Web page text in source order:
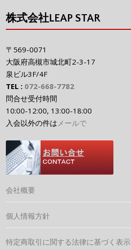
株式会社LEAP STAR
〒569-0071
大阪府高槻市城北町2-3-17
泉ビル3F/4F
TEL : 072-668-7782
問合せ受付時間
10:00-12:00, 13:00-18:00
入会以外の件は メールで
会社概要
個人情報方針
特定商取引に関する法律に基づく表示